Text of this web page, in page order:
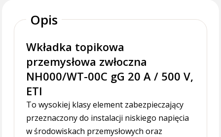
Opis
Wkładka topikowa
przemysłowa zwłoczna
NH000/WT-00C gG 20 A / 500 V,
ETI
To wysokiej klasy element zabezpieczający
przeznaczony do instalacji niskiego napięcia
w środowiskach przemysłowych oraz